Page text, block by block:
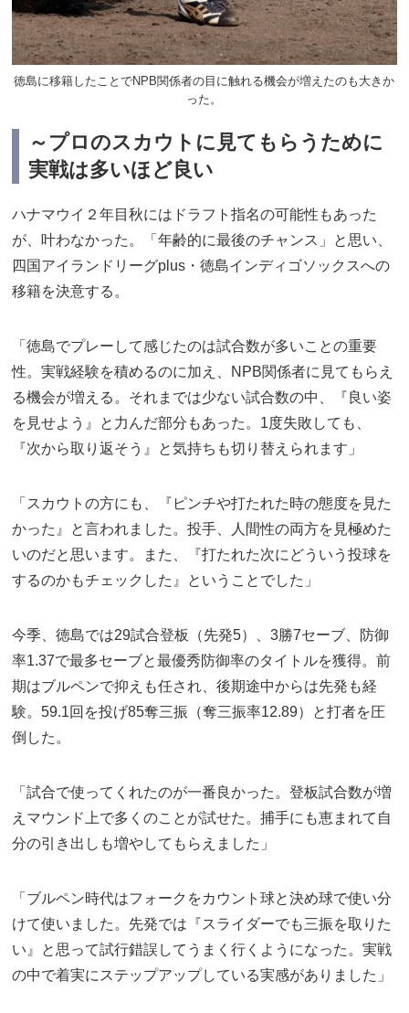
徳島に移籍したことでNPB関係者の目に触れる機会が増えたのも大きか
った。
～プロのスカウトに見てもらうために
実戦は多いほど良い
ハナマウイ２年目秋にはドラフト指名の可能性もあった
が、叶わなかった。「年齢的に最後のチャンス」と思い、
四国アイランドリーグplus・徳島インディゴソックスへの
移籍を決意する。
「徳島でプレーして感じたのは試合数が多いことの重要
性。実戦経験を積めるのに加え、NPB関係者に見てもらえ
る機会が増える。それまでは少ない試合数の中、『良い姿
を見せよう』と力んだ部分もあった。1度失敗しても、
『次から取り返そう』と気持ちも切り替えられます」
「スカウトの方にも、『ピンチや打たれた時の態度を見た
かった』と言われました。投手、人間性の両方を見極めた
いのだと思います。また、『打たれた次にどういう投球を
するのかもチェックした』ということでした」
今季、徳島では29試合登板（先発5）、3勝7セーブ、防御
率1.37で最多セーブと最優秀防御率のタイトルを獲得。前
期はブルペンで抑えも任され、後期途中からは先発も経
験。59.1回を投げ85奪三振（奪三振率12.89）と打者を圧
倒した。
「試合で使ってくれたのが一番良かった。登板試合数が増
えマウンド上で多くのことが試せた。捕手にも恵まれて自
分の引き出しも増やしてもらえました」
「ブルペン時代はフォークをカウント球と決め球で使い分
けて使いました。先発では『スライダーでも三振を取りた
い』と思って試行錯誤してうまく行くようになった。実戦
の中で着実にステップアップしている実感がありました」